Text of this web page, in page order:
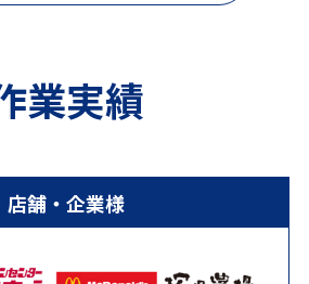
業実績
店舗・企業様